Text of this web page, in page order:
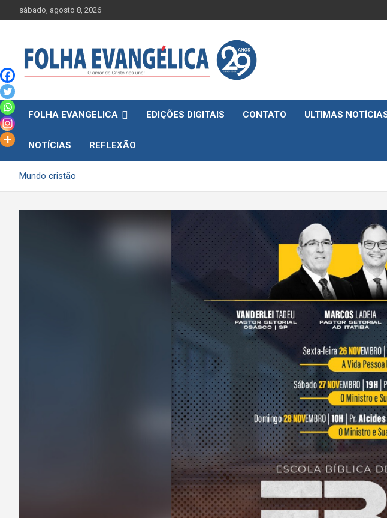
to
sábado, agosto 8, 2026
FOLHA EVANGELICA EDIÇÕES DIGITAIS CONTATO ULTIMAS
NOTÍCIAS REFLEXÃO
Mundo cristão